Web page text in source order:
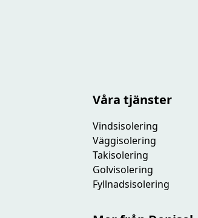
Våra tjänster
Vindsisolering
Väggisolering
Takisolering
Golvisolering
Fyllnadsisolering